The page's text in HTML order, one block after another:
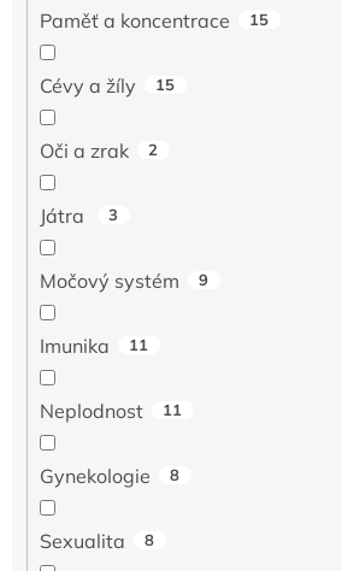
Paměť a koncentrace 15
Cévy a žíly 15
Oči a zrak 2
Játra 3
Močový systém 9
Imunika 11
Neplodnost 11
Gynekologie 8
Sexualita 8